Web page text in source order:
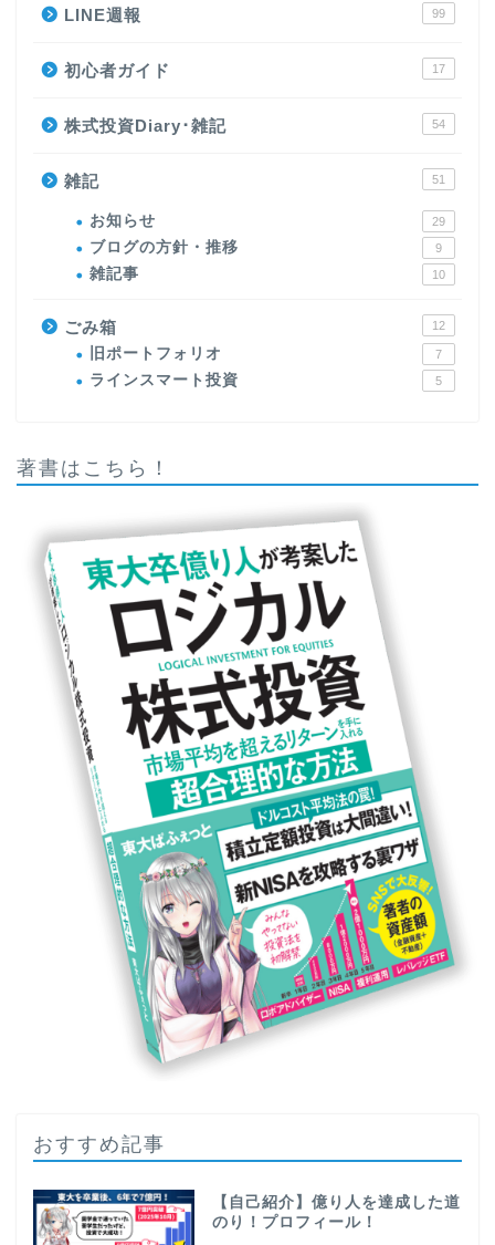
LINE週報 99
初心者ガイド 17
株式投資Diary･雑記 54
雑記 51
お知らせ 29
ブログの方針・推移 9
雑記事 10
ごみ箱 12
旧ポートフォリオ 7
ラインスマート投資 5
著書はこちら！
おすすめ記事
【自己紹介】億り人を達成した道
のり！プロフィール！